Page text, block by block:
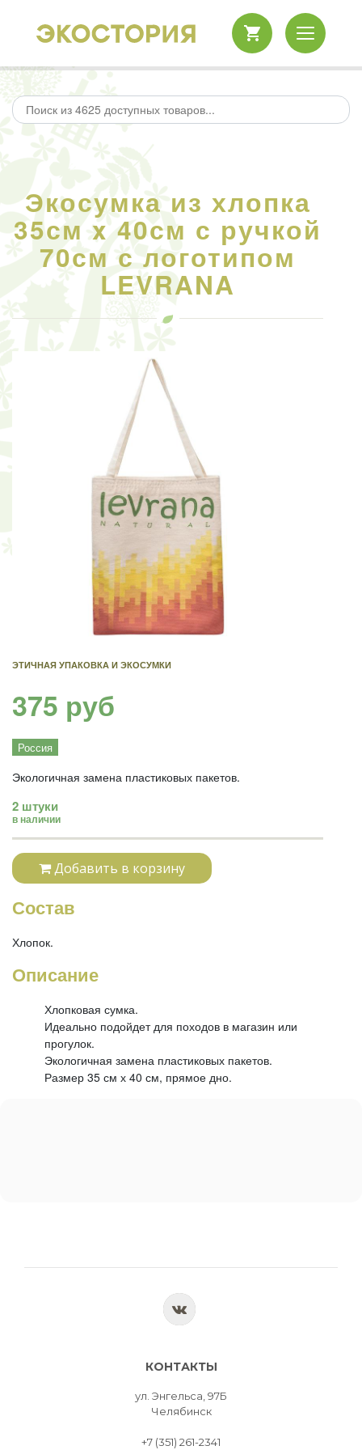
Экосумка из хлопка
35см x 40см с ручкой
70см с логотипом
LEVRANA
ЭТИЧНАЯ УПАКОВКА И ЭКОСУМКИ
375 руб
Россия
Экологичная замена пластиковых пакетов.
2 штуки
в наличии
Добавить в корзину
Состав
Хлопок.
Описание
Хлопковая сумка.
Идеально подойдет для походов в магазин или
прогулок.
Экологичная замена пластиковых пакетов.
Размер 35 см х 40 см, прямое дно.
КОНТАКТЫ
ул. Энгельса, 97Б
Челябинск
+7 (351) 261-2341